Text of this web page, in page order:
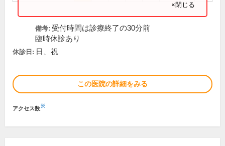
×閉じる
備考: 受付時間は診療終了の30分前
臨時休診あり
休診日: 日、祝
この医院の詳細をみる
アクセス数※